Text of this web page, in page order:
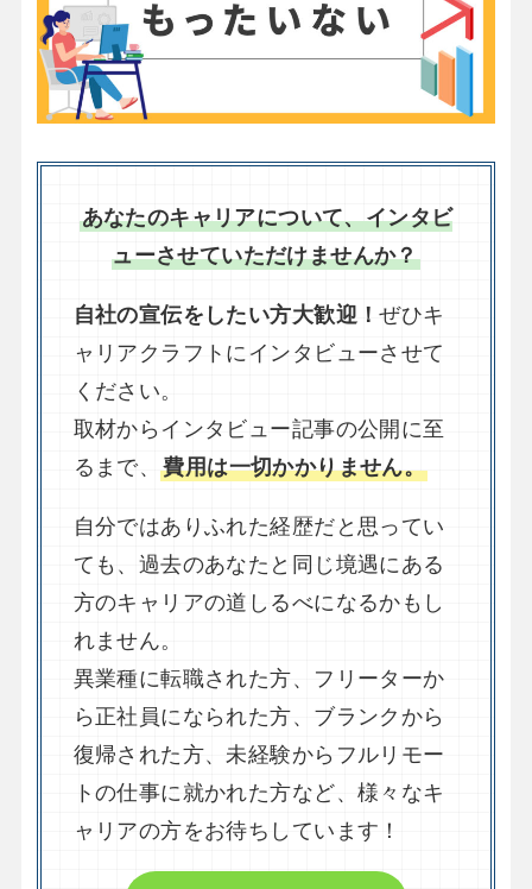
あなたのキャリアについて、インタビ
ューさせていただけませんか？
自社の宣伝をしたい方大歓迎！ぜひキ
ャリアクラフトにインタビューさせて
ください。
取材からインタビュー記事の公開に至
るまで、費用は一切かかりません。
自分ではありふれた経歴だと思ってい
ても、過去のあなたと同じ境遇にある
方のキャリアの道しるべになるかもし
れません。
異業種に転職された方、フリーターか
ら正社員になられた方、ブランクから
復帰された方、未経験からフルリモー
トの仕事に就かれた方など、様々なキ
ャリアの方をお待ちしています！